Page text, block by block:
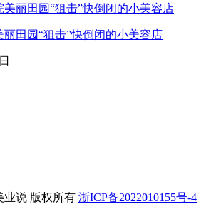
丽田园“狙击”快倒闭的小美容店
业说 版权所有 浙ICP备2022010155号-4